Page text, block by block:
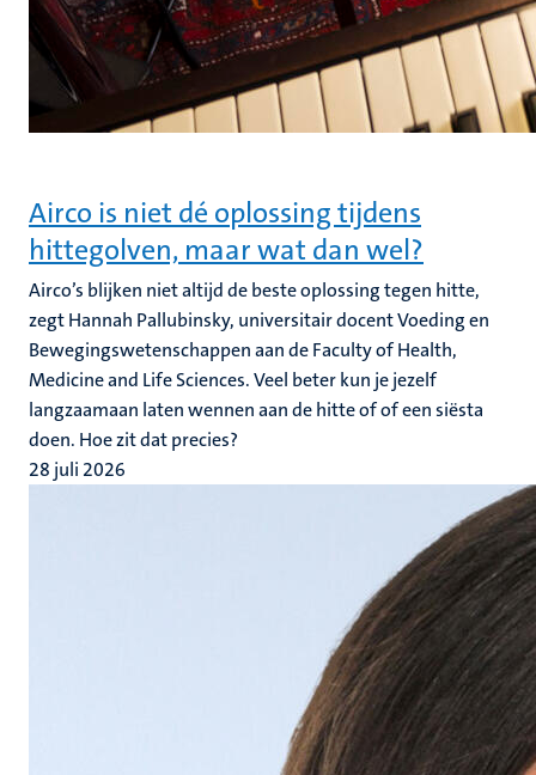
Airco is niet dé oplossing tijdens
hittegolven, maar wat dan wel?
Airco’s blijken niet altijd de beste oplossing tegen hitte,
zegt Hannah Pallubinsky, universitair docent Voeding en
Bewegingswetenschappen aan de Faculty of Health,
Medicine and Life Sciences. Veel beter kun je jezelf
langzaamaan laten wennen aan de hitte of of een siësta
doen. Hoe zit dat precies?
28 juli 2026